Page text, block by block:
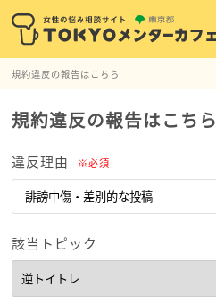
規約違反の報告はこちら
規約違反の報告はこちら
違反理由 ※必須
該当トピック